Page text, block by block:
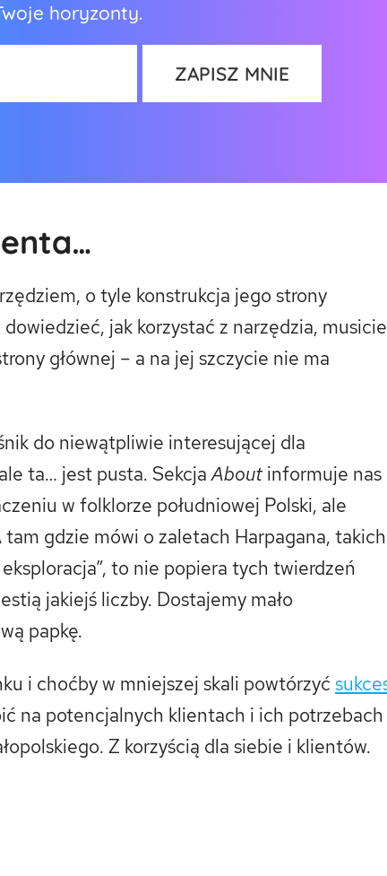
horyzonty.
o tyle konstrukcja jego strony
jak korzystać z narzędzia, musicie
głównej – a na jej szczycie nie ma
do niewątpliwie interesującej dla
ta… jest pusta. SekcjaAboutinformuje nas
w folklorze południowej Polski, ale
gdzie mówi o zaletach Harpagana, takich
to nie popiera tych twierdzeń
jakiejś liczby. Dostajemy mało
papkę.
i choćby w mniejszej skali powtórzyć
na potencjalnych klientach i ich potrzebach
Z korzyścią dla siebie i klientów.